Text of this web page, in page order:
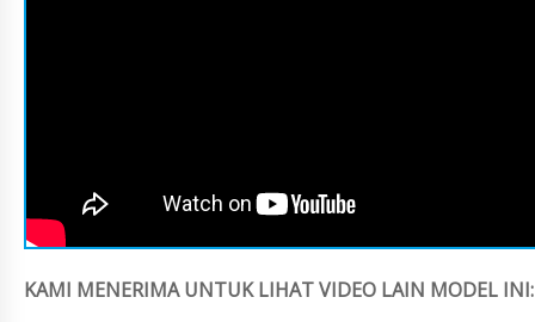
KAMI MENERIMA UNTUK LIHAT VIDEO LAIN MODEL INI: